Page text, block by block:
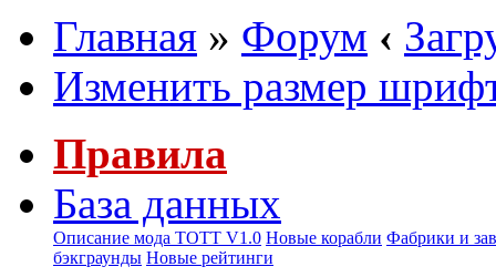
Главная » Форум ‹
Изменить размер
Правила
База данных
Описание мода ТОТТ V1.0 Новые корабли Фабрики и
бэкграунды Новые рейтинги